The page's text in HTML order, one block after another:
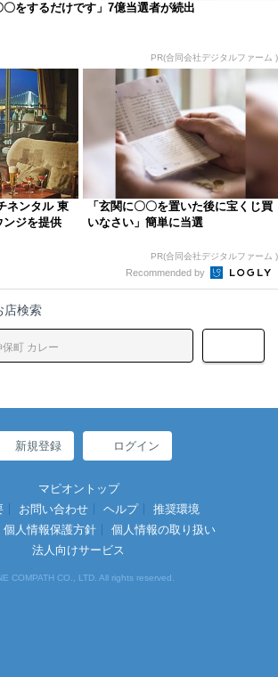
〇をするだけです」7億当選者が続出
PR(合同会社デジタルファーム )
ネンタル 東
ンジを提供
「玄関に〇〇を置いた後に宝くじ買
いなさい」簡単に当選
PR(合同会社デジタルファーム )
Recommended by
店検索
新規登録 ログイン
マピオントップ
お問い合わせ ヘルプ
推奨環境
個人情報保護方針
個人情報の取り扱い
法人向けサービス
COMPATH CO., LTD. All rights reserved.